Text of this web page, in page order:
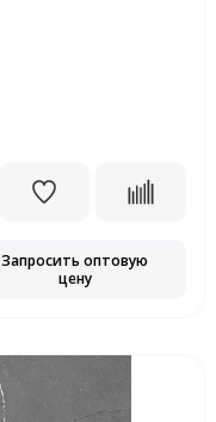
Запросить оптовую
цену